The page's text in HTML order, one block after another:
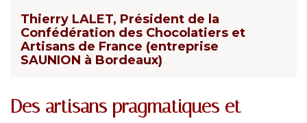
Thierry LALET, Président de la
Confédération des Chocolatiers et
Artisans de France (entreprise
SAUNION à Bordeaux)
Des artisans pragmatiques et